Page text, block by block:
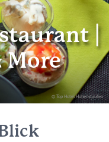
© Top Hotel Hohenstaufen
|
More